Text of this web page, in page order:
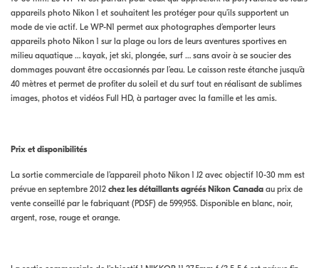
appareils photo Nikon 1 et souhaitent les protéger pour qu’ils supportent un
mode de vie actif. Le WP-N1 permet aux photographes d’emporter leurs
appareils photo Nikon 1 sur la plage ou lors de leurs aventures sportives en
milieu aquatique … kayak, jet ski, plongée, surf … sans avoir à se soucier des
dommages pouvant être occasionnés par l’eau. Le caisson reste étanche jusqu’à
40 mètres et permet de profiter du soleil et du surf tout en réalisant de sublimes
images, photos et vidéos Full HD, à partager avec la famille et les amis.
Prix et disponibilités
La sortie commerciale de l’appareil photo Nikon 1 J2 avec objectif 10-30 mm est
prévue en septembre 2012 chez les détaillants agréés Nikon Canada au prix de
vente conseillé par le fabriquant (PDSF) de 599,95$. Disponible en blanc, noir,
argent, rose, rouge et orange.